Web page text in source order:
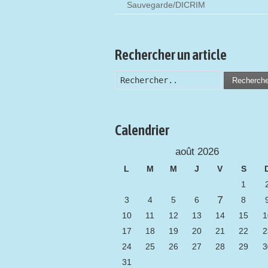
Sauvegarde/DICRIM
Rechercher un article
Calendrier
août 2026
L M M J V S
1
3
4 5 6 7 8
10
11 12 13 14 15
17
18 19 20 21 22
24
25 26 27 28 29
31